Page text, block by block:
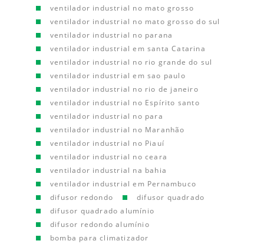
ventilador industrial no mato grosso
ventilador industrial no mato grosso do sul
ventilador industrial no parana
ventilador industrial em santa Catarina
ventilador industrial no rio grande do sul
ventilador industrial em sao paulo
ventilador industrial no rio de janeiro
ventilador industrial no Espírito santo
ventilador industrial no para
ventilador industrial no Maranhão
ventilador industrial no Piauí
ventilador industrial no ceara
ventilador industrial na bahia
ventilador industrial em Pernambuco
difusor redondo
difusor quadrado
difusor quadrado alumínio
difusor redondo alumínio
bomba para climatizador